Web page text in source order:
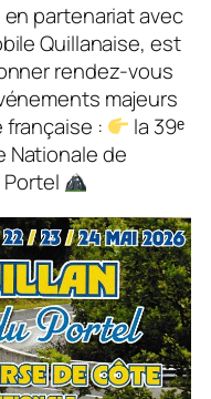
en partenariat avec
Quillanaise, est
rendez-vous
majeurs
:
la 39ᵉ
Nationale de
Portel